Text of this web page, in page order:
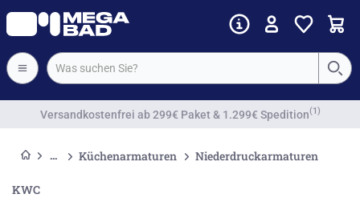
Vorkassenrabatt
Küchenarmaturen Niederdruckarmaturen
KWC